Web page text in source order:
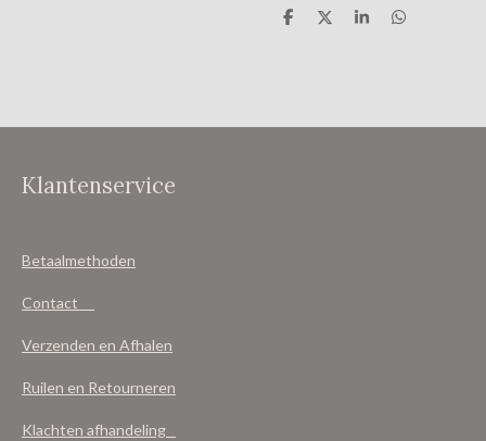
D
D
S
D
Klantenservice
Betaalmethoden
Contact
Verzenden en Afhalen
Ruilen en Retourneren
Klachten afhandeling